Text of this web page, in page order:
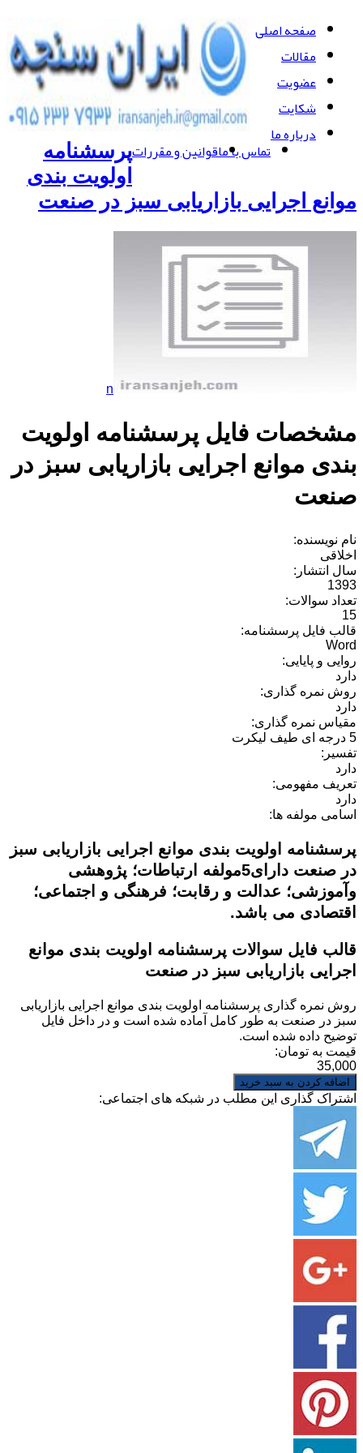
صفحه اصلی
مقالات
عضویت
شکایت
درباره ما
تماس با ماقوانین و مقرراتپرسشنامه
اولویت بندی
موانع اجرایی بازاریابی سبز در صنعت
n
مشخصات فایل پرسشنامه اولویت
بندی موانع اجرایی بازاریابی سبز در
صنعت
نام نویسنده:
اخلاقی
سال انتشار:
1393
تعداد سوالات:
15
قالب فایل پرسشنامه:
Word
روایی و پایایی:
دارد
روش نمره گذاری:
دارد
مقیاس نمره گذاری:
5 درجه ای طیف لیکرت
تفسیر:
دارد
تعریف مفهومی:
دارد
اسامی مولفه ها:
پرسشنامه اولویت بندی موانع اجرایی بازاریابی سبز
در صنعت دارای5مولفه ارتباطات؛ پژوهشی
وآموزشی؛ عدالت و رقابت؛ فرهنگی و اجتماعی؛
اقتصادی می باشد.
قالب فایل سوالات پرسشنامه اولویت بندی موانع
اجرایی بازاریابی سبز در صنعت
روش نمره گذاری پرسشنامه اولویت بندی موانع اجرایی بازاریابی
سبز در صنعت به طور کامل آماده شده است و در داخل فایل
توضیح داده شده است.
قیمت به تومان:
35,000
اشتراک گذاری این مطلب در شبکه های اجتماعی: